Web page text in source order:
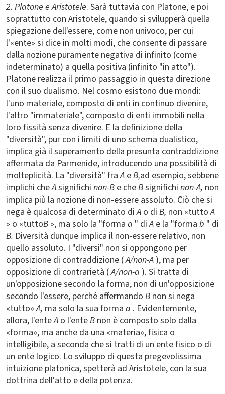
2. Platone e Aristotele. Sarà tuttavia con Platone, e poi
soprattutto con Aristotele, quando si svilupperà quella
spiegazione dell'essere, come non univoco, per cui
l'«ente» si dice in molti modi, che consente di passare
dalla nozione puramente negativa di infinito (come
indeterminato) a quella positiva (infinito "in atto").
Platone realizza il primo passaggio in questa direzione
con il suo dualismo. Nel cosmo esistono due mondi:
l'uno materiale, composto di enti in continuo divenire,
l'altro "immateriale", composto di enti immobili nella
loro fissità senza divenire. E la definizione della
"diversità", pur con i limiti di uno schema dualistico,
implica già il superamento della presunta contraddizione
affermata da Parmenide, introducendo una possibilità di
molteplicità. La "diversità" fraA eB,ad esempio, sebbene
implichi cheAsignifichi non-B e cheBsignifichi non-A, non
implica più la nozione di non-essere assoluto. Ciò che si
nega è qualcosa di determinato diA o di B, non «tuttoA
» o «tuttoB », ma solo la "forma a " diA e la "forma b " di
B. Diversità dunque implica il non-essere relativo, non
quello assoluto. I "diversi" non si oppongono per
opposizione di contraddizione (A/non-A ), ma per
opposizione di contrarietà (A/non-a ). Si tratta di
un'opposizione secondo la forma, non di un'opposizione
secondo l'essere, perché affermando B non si nega
«tutto»A, ma solo la sua forma a . Evidentemente,
allora, l'enteA o l'enteB non è composto solo dalla
«forma», ma anche da una «materia», fisica o
intelligibile, a seconda che si tratti di un ente fisico o di
un ente logico. Lo sviluppo di questa pregevolissima
intuizione platonica, spetterà ad Aristotele, con la sua
dottrina dell'atto e della potenza.